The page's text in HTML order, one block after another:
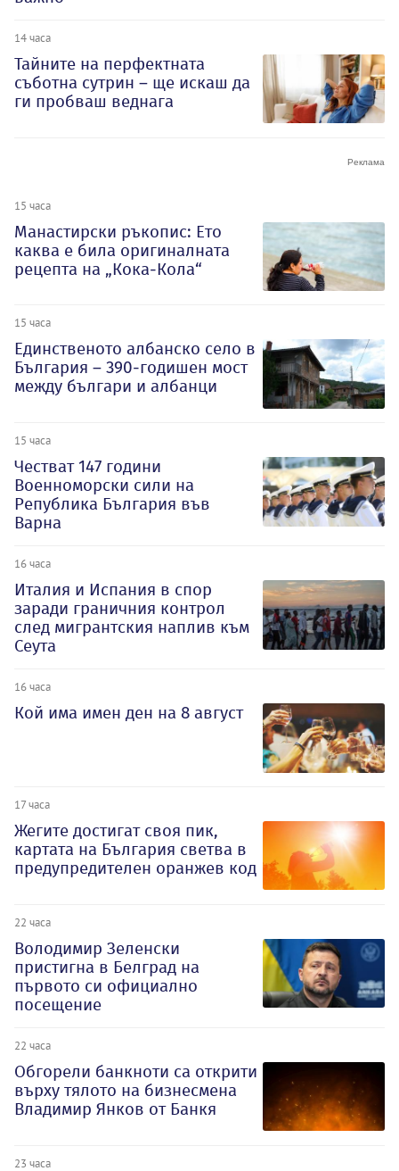
14 часа
Тайните на перфектната
съботна сутрин – ще искаш да
ги пробваш веднага
15 часа
Манастирски ръкопис: Ето
каква е била оригиналната
рецепта на „Кока-Кола“
15 часа
Единственото албанско село в
България – 390-годишен мост
между българи и албанци
15 часа
Честват 147 години
Военноморски сили на
Република България във
Варна
16 часа
Италия и Испания в спор
заради граничния контрол
след мигрантския наплив към
Сеута
16 часа
Кой има имен ден на 8 август
17 часа
Жегите достигат своя пик,
картата на България светва в
предупредителен оранжев код
22 часа
Володимир Зеленски
пристигна в Белград на
първото си официално
посещение
22 часа
Обгорели банкноти са открити
върху тялото на бизнесмена
Владимир Янков от Банкя
23 часа